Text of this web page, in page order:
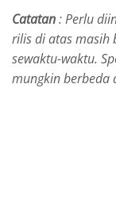
Catatan: Perlu
rilis di atas masih
sewaktu-waktu.
mungkin berbeda